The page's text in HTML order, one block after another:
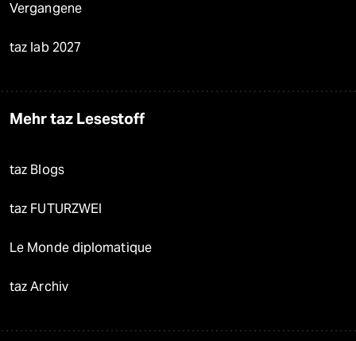
Vergangene
taz lab 2027
Mehr taz Lesestoff
taz Blogs
taz FUTURZWEI
Le Monde diplomatique
taz Archiv